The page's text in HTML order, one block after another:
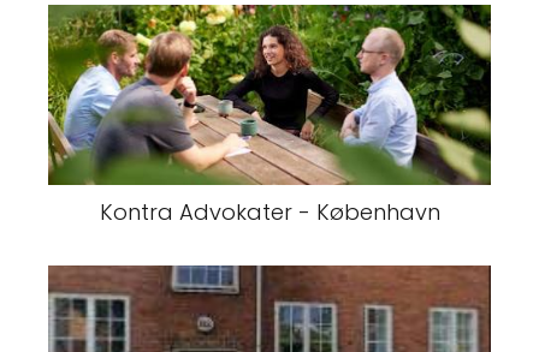
Kontra Advokater - København